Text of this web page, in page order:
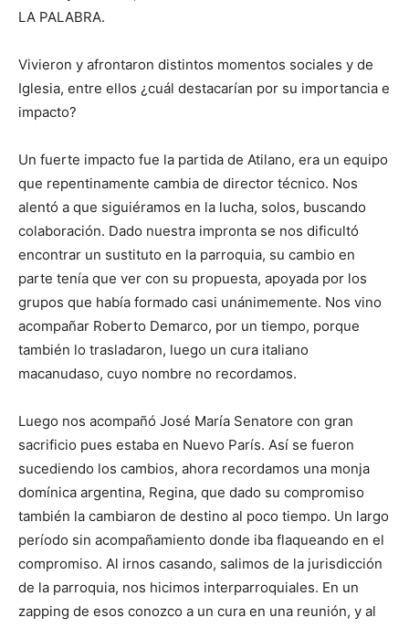
LA PALABRA.
Vivieron y afrontaron distintos momentos sociales y de
Iglesia, entre ellos ¿cuál destacarían por su importancia e
impacto?
Un fuerte impacto fue la partida de Atilano, era un equipo
que repentinamente cambia de director técnico. Nos
alentó a que siguiéramos en la lucha, solos, buscando
colaboración. Dado nuestra impronta se nos dificultó
encontrar un sustituto en la parroquia, su cambio en
parte tenía que ver con su propuesta, apoyada por los
grupos que había formado casi unánimemente. Nos vino
acompañar Roberto Demarco, por un tiempo, porque
también lo trasladaron, luego un cura italiano
macanudaso, cuyo nombre no recordamos.
Luego nos acompañó José María Senatore con gran
sacrificio pues estaba en Nuevo París. Así se fueron
sucediendo los cambios, ahora recordamos una monja
domínica argentina, Regina, que dado su compromiso
también la cambiaron de destino al poco tiempo. Un largo
período sin acompañamiento donde iba flaqueando en el
compromiso. Al irnos casando, salimos de la jurisdicción
de la parroquia, nos hicimos interparroquiales. En un
zapping de esos conozco a un cura en una reunión, y al